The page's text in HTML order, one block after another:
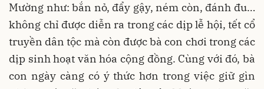
Mường như: bắn nỏ, đẩy gậy, ném còn, đánh đu…
không chỉ được diễn ra trong các dịp lễ hội, tết cổ
truyền dân tộc mà còn được bà con chơi trong các
dịp sinh hoạt văn hóa cộng đồng. Cùng với đó, bà
con ngày càng có ý thức hơn trong việc giữ gìn